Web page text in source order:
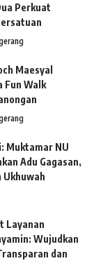
Perkuat
Maesyal
Fun Walk
Muktamar NU
Adu Gagasan,
Ukhuwah
Layanan
Wujudkan
dan